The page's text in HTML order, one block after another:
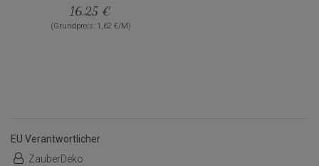
16,25 €
(Grundpreis: 1,62 €/M)
EU Verantwortlicher
ZauberDeko